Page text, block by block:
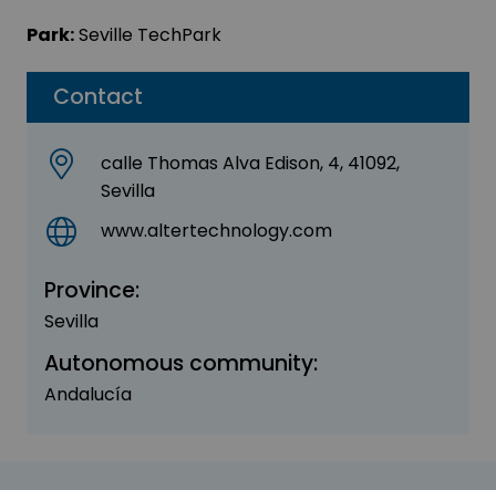
Contact
calle Thomas Alva Edison, 4, 41092,
Sevilla
www.altertechnology.com
Province:
Sevilla
Autonomous community:
Andalucía
Park:Seville TechPark